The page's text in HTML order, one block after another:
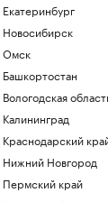
Екатеринбург
Новосибирск
Омск
Башкортостан
Вологодская
Калининград
Краснодарский
Нижний Новгород
Пермский край